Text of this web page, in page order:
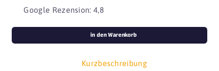
Google Rezension: 4,8
Kurzbeschreibung
in den Warenkorb